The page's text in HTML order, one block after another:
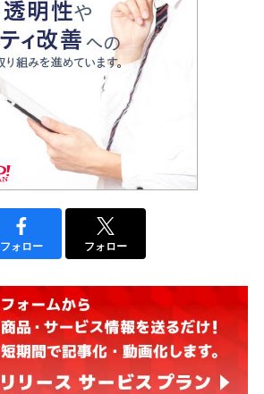
フォロー フォロー